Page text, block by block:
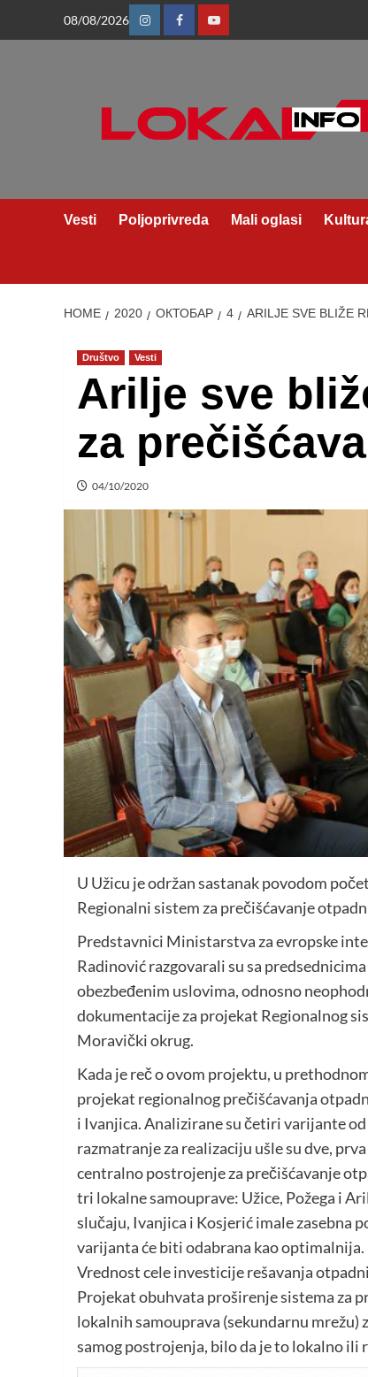
08/08/2026
InstagramFacebookYoutube
Vesti Poljoprivreda Mali oglasi
HOME 2020 ОКТОБАР 4 ARILJE SVE BLIŽE
Društvo Vesti
Arilje sve
za
04/10/2020
U Užicu je održan sastanak povodom
Regionalni sistem za prečišćavanje
Predstavnici Ministarstva za evropske
Radinović razgovarali su sa
obezbeđenim uslovima, odnosno
dokumentacije za projekat Regionalnog
Moravički okrug.
Kada je reč o ovom projektu, u
projekat regionalnog prečišćavanja
i Ivanjica. Analizirane su četiri varijante
razmatranje za realizaciju ušle su dve,
centralno postrojenje za prečišćavanje
tri lokalne samouprave: Užice, Požega i
slučaju, Ivanjica i Kosjerić imale zasebna
varijanta će biti odabrana kao optimalnija.
Vrednost cele investicije rešavanja
Projekat obuhvata proširenje sistema za
lokalnih samouprava (sekundarnu
samog postrojenja, bilo da je to lokalno ili